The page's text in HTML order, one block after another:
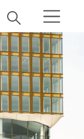
Zoekbalk
zoeken